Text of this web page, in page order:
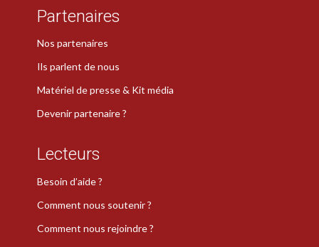
Partenaires
Nos partenaires
Ils parlent de nous
Matériel de presse & Kit média
Devenir partenaire ?
Lecteurs
Besoin d’aide ?
Comment nous soutenir ?
Comment nous rejoindre ?